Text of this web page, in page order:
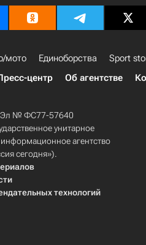
мото Единоборства Sport
центр Об агентстве
Эл № ФС77-57640
унитарное
агентство
сегодня»).
технологий